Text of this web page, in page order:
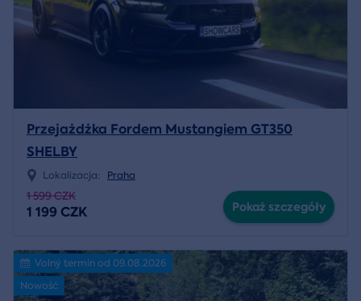
Przejażdżka Fordem Mustangiem GT350
SHELBY
Lokalizacja: Praha
1 599 CZK
1 199 CZK Pokaż szczegóły
Volný termín od 09.08.2026
Nowość